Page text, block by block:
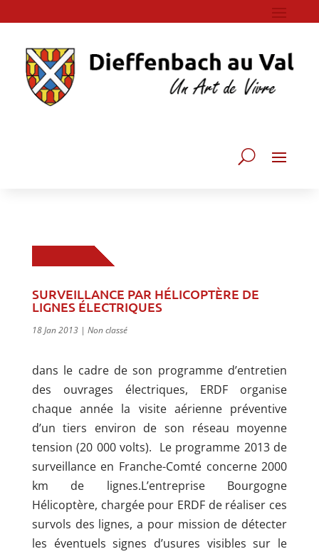
SURVEILLANCE PAR HÉLICOPTÈRE DE
LIGNES ÉLECTRIQUES
18 Jan 2013| Non classé
dans le cadre de son programme d’entretien
des ouvrages électriques, ERDF organise
chaque année la visite aérienne préventive
d’un tiers environ de son réseau moyenne
tension (20 000 volts). Le programme 2013 de
surveillance en Franche-Comté concerne 2000
km de lignes.L’entreprise Bourgogne
Hélicoptère, chargée pour ERDF de réaliser ces
survols des lignes, a pour mission de détecter
les éventuels signes d’usures visibles sur le